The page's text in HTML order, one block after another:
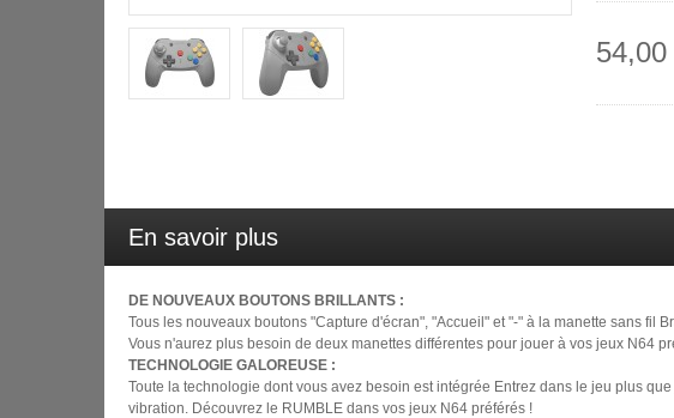
54,00
En savoir plus
DE NOUVEAUX BOUTONS BRILLANTS :
Tous les nouveaux boutons "Capture d'écran", "Accueil" et "-" à la manette sans fil
Vous n'aurez plus besoin de deux manettes différentes pour jouer à vos jeux N64
TECHNOLOGIE GALOREUSE :
Toute la technologie dont vous avez besoin est intégrée Entrez dans le jeu plus
vibration. Découvrez le RUMBLE dans vos jeux N64 préférés !